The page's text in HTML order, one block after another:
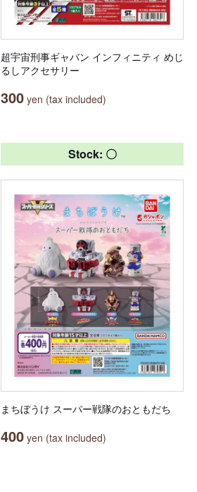
超宇宙刑事ギャバン インフィニティ めじ
るしアクセサリー
300 yen (tax included)
Stock: 〇
まちぼうけ スーパー戦隊のおともだち
400 yen (tax included)